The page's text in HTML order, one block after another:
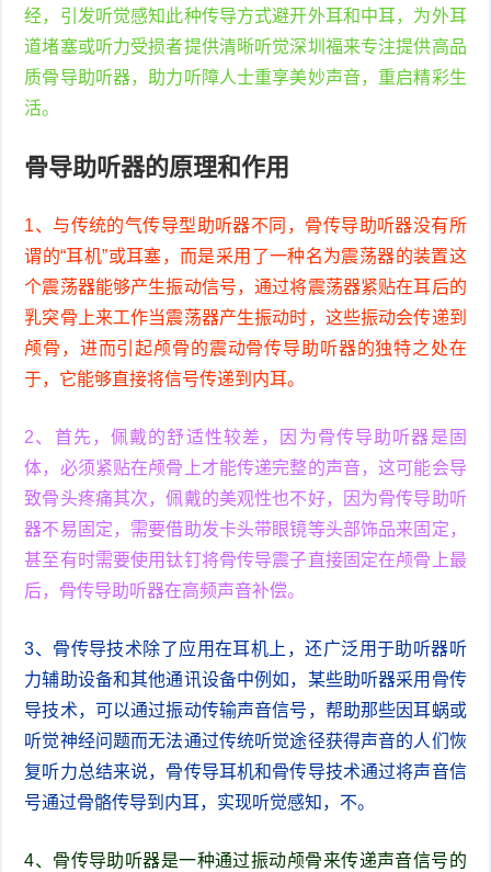
经，引发听觉感知此种传导方式避开外耳和中耳，为外耳
道堵塞或听力受损者提供清晰听觉深圳福来专注提供高品
质骨导助听器，助力听障人士重享美妙声音，重启精彩生
活。
骨导助听器的原理和作用
1、与传统的气传导型助听器不同，骨传导助听器没有所
谓的“耳机”或耳塞，而是采用了一种名为震荡器的装置这
个震荡器能够产生振动信号，通过将震荡器紧贴在耳后的
乳突骨上来工作当震荡器产生振动时，这些振动会传递到
颅骨，进而引起颅骨的震动骨传导助听器的独特之处在
于，它能够直接将信号传递到内耳。
2、首先，佩戴的舒适性较差，因为骨传导助听器是固
体，必须紧贴在颅骨上才能传递完整的声音，这可能会导
致骨头疼痛其次，佩戴的美观性也不好，因为骨传导助听
器不易固定，需要借助发卡头带眼镜等头部饰品来固定，
甚至有时需要使用钛钉将骨传导震子直接固定在颅骨上最
后，骨传导助听器在高频声音补偿。
3、骨传导技术除了应用在耳机上，还广泛用于助听器听
力辅助设备和其他通讯设备中例如，某些助听器采用骨传
导技术，可以通过振动传输声音信号，帮助那些因耳蜗或
听觉神经问题而无法通过传统听觉途径获得声音的人们恢
复听力总结来说，骨传导耳机和骨传导技术通过将声音信
号通过骨骼传导到内耳，实现听觉感知，不。
4、骨传导助听器是一种通过振动颅骨来传递声音信号的